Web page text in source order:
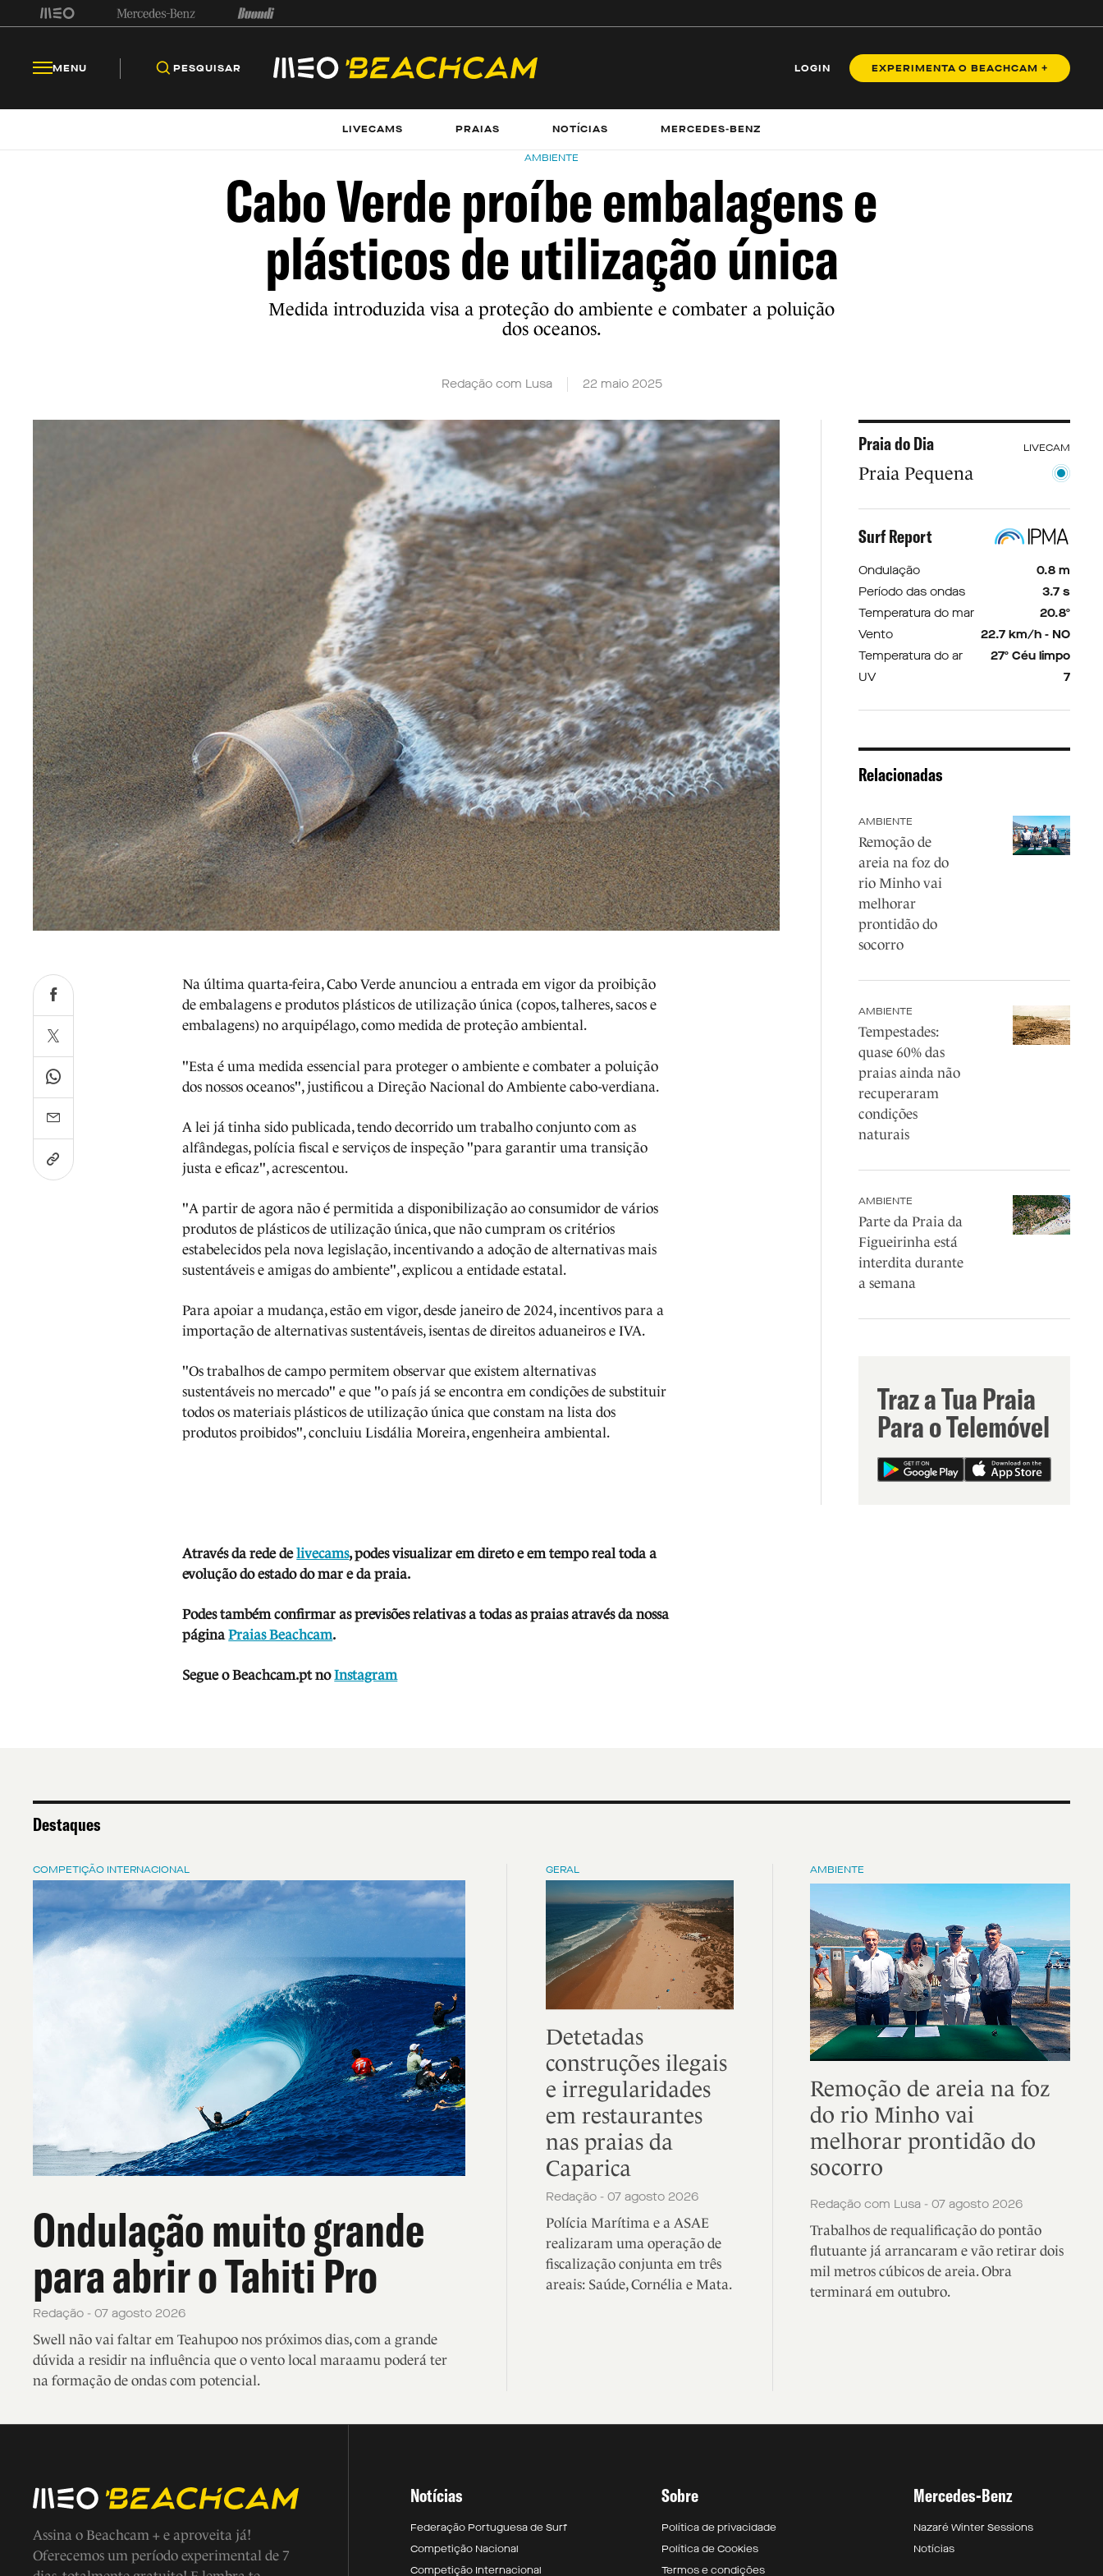
MENU PESQUISAR LOGIN EXPERIMENTA O BEACHCAM +
LIVECAMS PRAIAS NOTÍCIAS MERCEDES-BENZ
AMBIENTE
Cabo Verde proíbe embalagens e
plásticos de utilização única
Medida introduzida visa a proteção do ambiente e combater a poluição
dos oceanos.
Redação com Lusa 22 maio 2025
Na última quarta-feira, Cabo Verde anunciou a entrada em vigor da proibição
de embalagens e produtos plásticos de utilização única (copos, talheres, sacos e
embalagens) no arquipélago, como medida de proteção ambiental.
"Esta é uma medida essencial para proteger o ambiente e combater a poluição
dos nossos oceanos", justificou a Direção Nacional do Ambiente cabo-verdiana.
A lei já tinha sido publicada, tendo decorrido um trabalho conjunto com as
alfândegas, polícia fiscal e serviços de inspeção "para garantir uma transição
justa e eficaz", acrescentou.
"A partir de agora não é permitida a disponibilização ao consumidor de vários
produtos de plásticos de utilização única, que não cumpram os critérios
estabelecidos pela nova legislação, incentivando a adoção de alternativas mais
sustentáveis e amigas do ambiente", explicou a entidade estatal.
Para apoiar a mudança, estão em vigor, desde janeiro de 2024, incentivos para a
importação de alternativas sustentáveis, isentas de direitos aduaneiros e IVA.
"Os trabalhos de campo permitem observar que existem alternativas
sustentáveis no mercado" e que "o país já se encontra em condições de substituir
todos os materiais plásticos de utilização única que constam na lista dos
produtos proibidos", concluiu Lisdália Moreira, engenheira ambiental.
Através da rede delivecams, podes visualizar em direto e em tempo real toda a
evolução do estado do mar e da praia.
Podes também confirmar as previsões relativas a todas as praias através da nossa
páginaPraias Beachcam.
Segue o Beachcam.pt no Instagram
Praia do Dia LIVECAM
Praia Pequena
Surf Report
Ondulação
0.8 m
Período das ondas
3.7 s
Temperatura do mar
20.8º
Vento
22.7 km/h - NO
Temperatura do ar
27º Céu limpo
UV
7
Relacionadas
AMBIENTE
Remoção de
areia na foz do
rio Minho vai
melhorar
prontidão do
socorro
AMBIENTE
Tempestades:
quase 60% das
praias ainda não
recuperaram
condições
naturais
AMBIENTE
Parte da Praia da
Figueirinha está
interdita durante
a semana
Traz a Tua Praia
Para o Telemóvel
Destaques
COMPETIÇÃO INTERNACIONAL
Ondulação muito grande
para abrir o Tahiti Pro
Redação - 07 agosto 2026
Swell não vai faltar em Teahupoo nos próximos dias, com a grande
dúvida a residir na influência que o vento local maraamu poderá ter
na formação de ondas com potencial.
GERAL
Detetadas
construções ilegais
e irregularidades
em restaurantes
nas praias da
Caparica
Redação - 07 agosto 2026
Polícia Marítima e a ASAE
realizaram uma operação de
fiscalização conjunta em três
areais: Saúde, Cornélia e Mata.
AMBIENTE
Remoção de areia na foz
do rio Minho vai
melhorar prontidão do
socorro
Redação com Lusa - 07 agosto 2026
Trabalhos de requalificação do pontão
flutuante já arrancaram e vão retirar dois
mil metros cúbicos de areia. Obra
terminará em outubro.
Assina o Beachcam + e aproveita já!
Oferecemos um período experimental de 7
Notícias
Federação Portuguesa de Surf
Competição Nacional
Competição Internacional
Sobre
Política de privacidade
Política de Cookies
Termos e condições
Mercedes-Benz
Nazaré Winter Sessions
Notícias